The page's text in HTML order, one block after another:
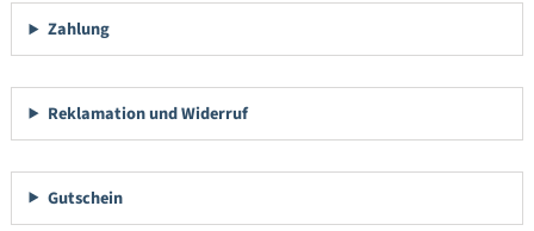
Zahlung
Reklamation und Widerruf
Gutschein